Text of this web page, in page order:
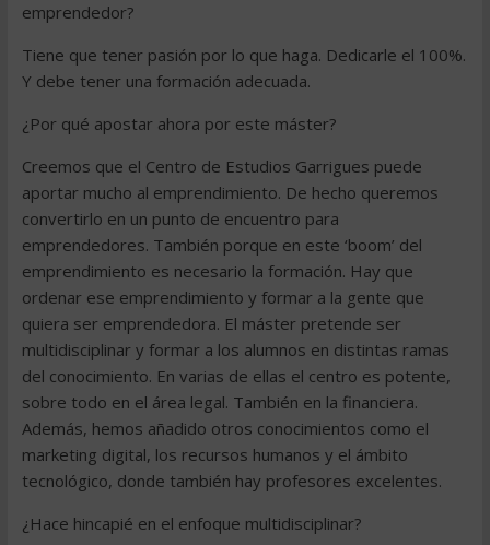
emprendedor?
Tiene que tener pasión por lo que haga. Dedicarle el 100%.
Y debe tener una formación adecuada.
¿Por qué apostar ahora por este máster?
Creemos que el Centro de Estudios Garrigues puede
aportar mucho al emprendimiento. De hecho queremos
convertirlo en un punto de encuentro para
emprendedores. También porque en este ‘boom’ del
emprendimiento es necesario la formación. Hay que
ordenar ese emprendimiento y formar a la gente que
quiera ser emprendedora. El máster pretende ser
multidisciplinar y formar a los alumnos en distintas ramas
del conocimiento. En varias de ellas el centro es potente,
sobre todo en el área legal. También en la financiera.
Además, hemos añadido otros conocimientos como el
marketing digital, los recursos humanos y el ámbito
tecnológico, donde también hay profesores excelentes.
¿Hace hincapié en el enfoque multidisciplinar?